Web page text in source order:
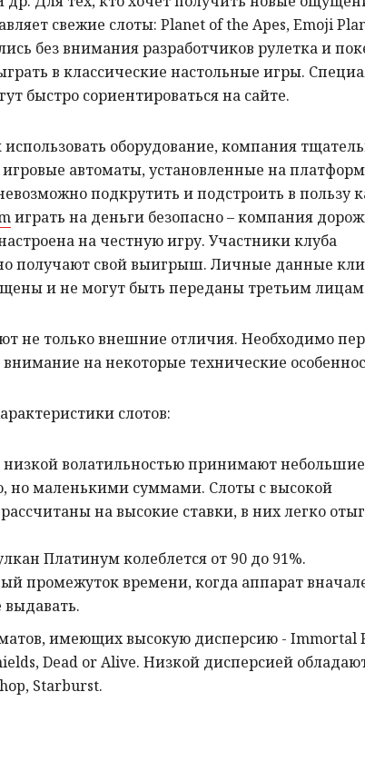
свежие слоты: Planet of the Apes, Emoji
без внимания разработчиков рулетка и
в классические настольные игры.
быстро сориентироваться на сайте.
оборудование, компания
игровые автоматы, установленные на
подкрутить и подстроить в пользу
играть на деньги безопасно – компания
на честную игру. Участники клуба
получают свой выигрыш. Личные данные
и не могут быть переданы третьим
не только внешние отличия. Необходимо
на некоторые технические
слотов:
низкой волатильностью принимают
но маленькими суммами. Слоты с высокой
на высокие ставки, в них легко
Платинум колеблется от 90 до 91%.
промежуток времени, когда аппарат
выдавать.
имеющих высокую дисперсию - Immortal
Dead or Alive. Низкой дисперсией
Starburst.